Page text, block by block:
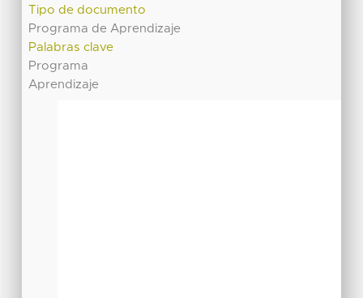
Tipo de documento
Programa de Aprendizaje
Palabras clave
Programa
Aprendizaje